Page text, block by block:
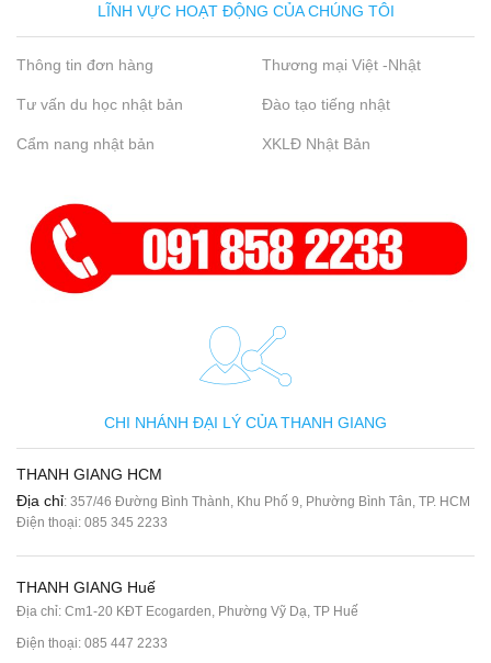
LĨNH VỰC HOẠT ĐỘNG CỦA CHÚNG TÔI
Thông tin đơn hàng Thương mại Việt -Nhật
Tư vấn du học nhật bản Đào tạo tiếng nhật
Cẩm nang nhật bản XKLĐ Nhật Bản
CHI NHÁNH ĐẠI LÝ CỦA THANH GIANG
THANH GIANG HCM
Địa chỉ: 357/46 Đường Bình Thành, Khu Phố 9, Phường Bình Tân, TP. HCM
Điện thoại: 085 345 2233
THANH GIANG Huế
Địa chỉ: Cm1-20 KĐT Ecogarden, Phường Vỹ Dạ, TP Huế
Điện thoại: 085 447 2233